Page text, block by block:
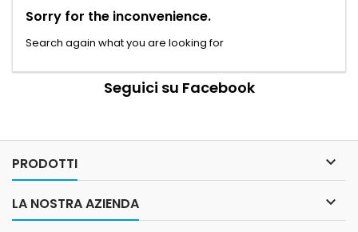
Sorry for the inconvenience.
Search again what you are looking for
Seguici su Facebook
PRODOTTI 
LA NOSTRA AZIENDA 